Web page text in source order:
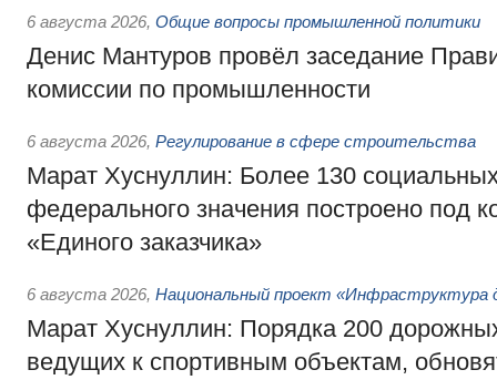
6 августа 2026, Общие вопросы промышленной политики
Денис Мантуров провёл заседание
комиссии по промышленности
6 августа 2026, Регулирование в сфере строительства
Марат Хуснуллин: Более 130
федерального значения построено под
«Единого заказчика»
6 августа 2026, Национальный проект «Инфраструктура
Марат Хуснуллин: Порядка 200
ведущих к спортивным объектам,